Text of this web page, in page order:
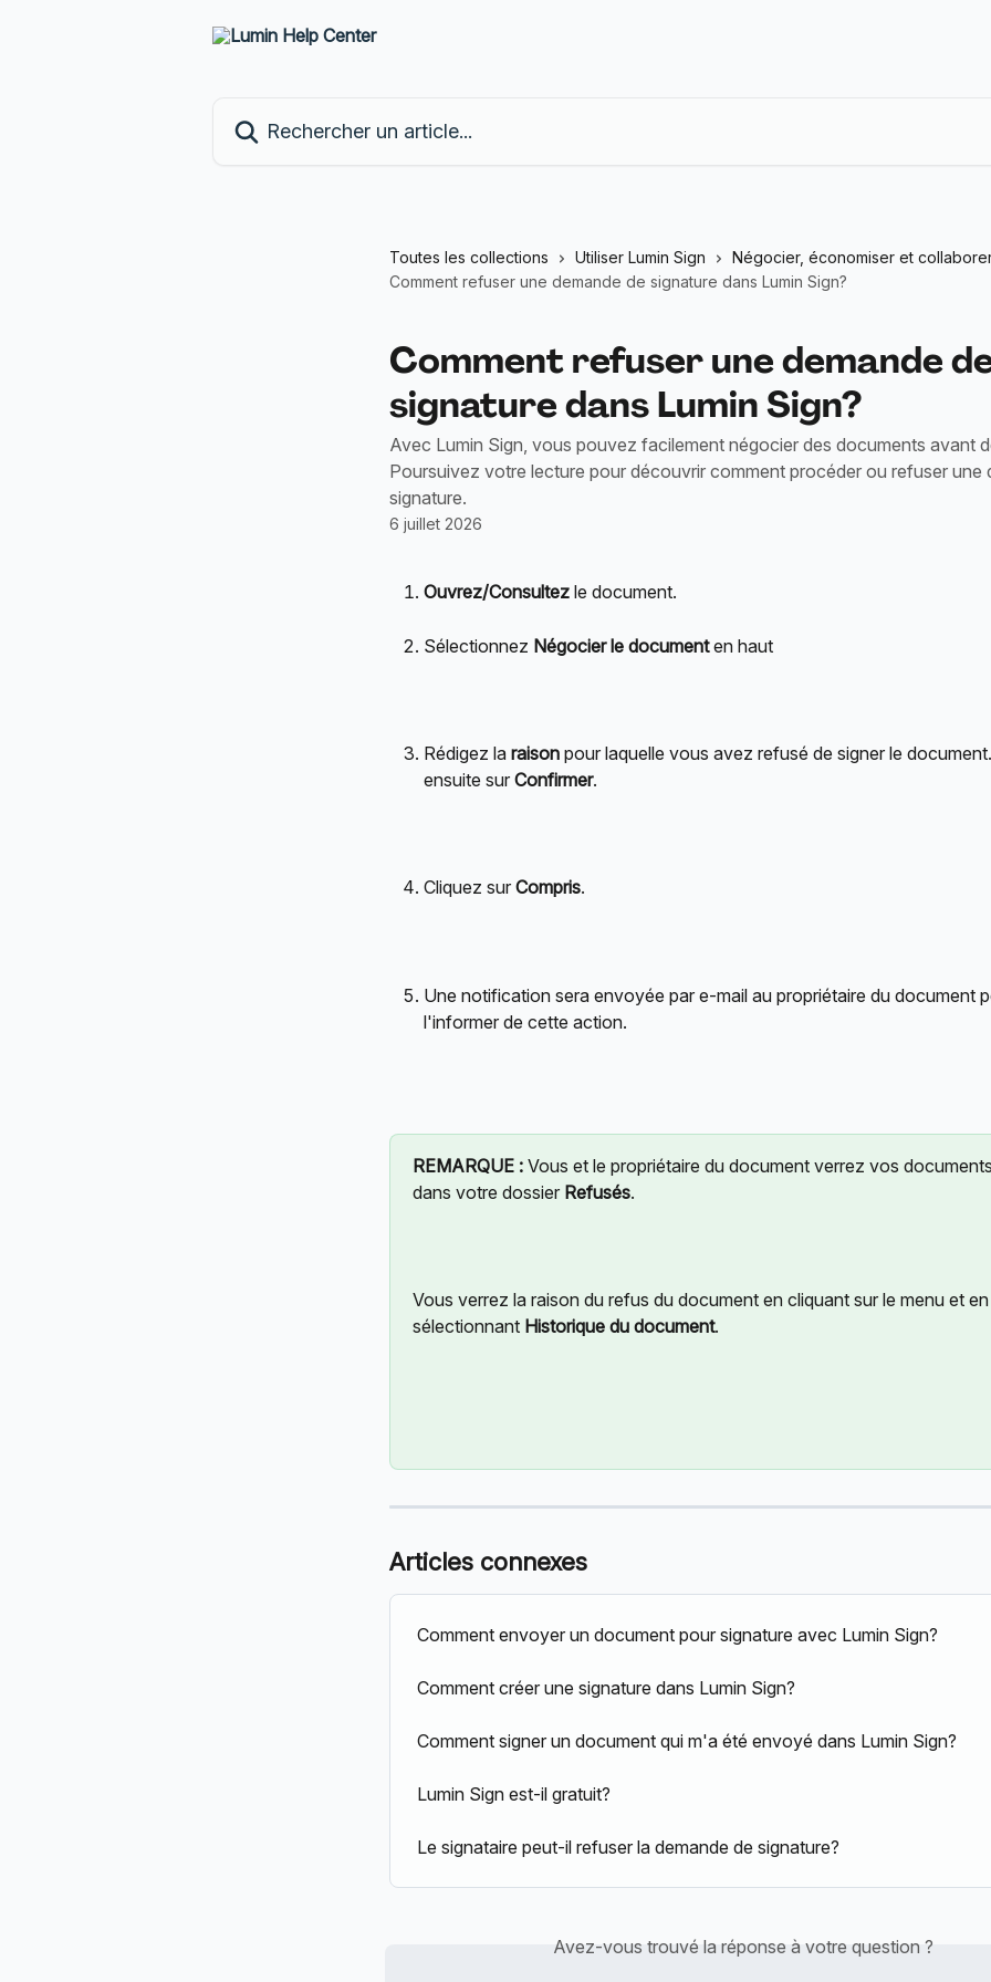
Toutes les collections Utiliser Lumin Sign
Négocier, économiser et
Comment refuser une demande de signature dans Lumin Sign?
Comment refuser une demande
signature dans Lumin Sign?
Avec Lumin Sign, vous pouvez facilement négocier des documents avant
Poursuivez votre lecture pour découvrir comment procéder ou refuser une
signature.
6 juillet 2026
Ouvrez/Consultez le document.
Sélectionnez Négocier le document en haut
Rédigez la raison pour laquelle vous avez refusé de signer le
ensuite sur Confirmer.
Cliquez sur Compris.
Une notification sera envoyée par e-mail au propriétaire du document
l'informer de cette action.
REMARQUE : Vous et le propriétaire du document verrez vos
dans votre dossier Refusés.
Vous verrez la raison du refus du document en cliquant sur le menu et en
sélectionnant Historique du document.
Articles connexes
Comment envoyer un document pour signature avec Lumin Sign?
Comment créer une signature dans Lumin Sign?
Comment signer un document qui m'a été envoyé dans Lumin Sign?
Lumin Sign est-il gratuit?
Le signataire peut-il refuser la demande de signature?
Avez-vous trouvé la réponse à votre question ?